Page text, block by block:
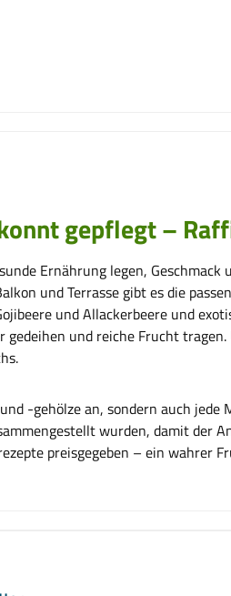
gepflegt –
Ernährung legen, Geschmack
und Terrasse gibt es die
und Allackerbeere und
gedeihen und reiche Frucht
-gehölze an, sondern auch jede
wurden, damit der
preisgegeben – ein wahrer